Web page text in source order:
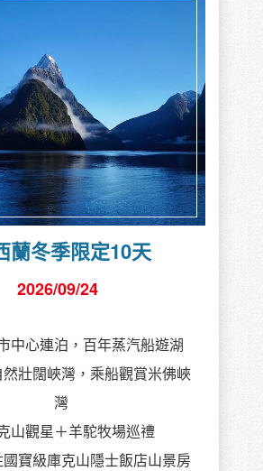
蘭冬季限定10天
2026/09/24
中心連泊，百年蒸汽船遊湖
壯闊峽灣，乘船觀賞米佛峽
灣
山觀星＋羊駝牧場巡禮
國寶級庫克山隱士飯店山景房